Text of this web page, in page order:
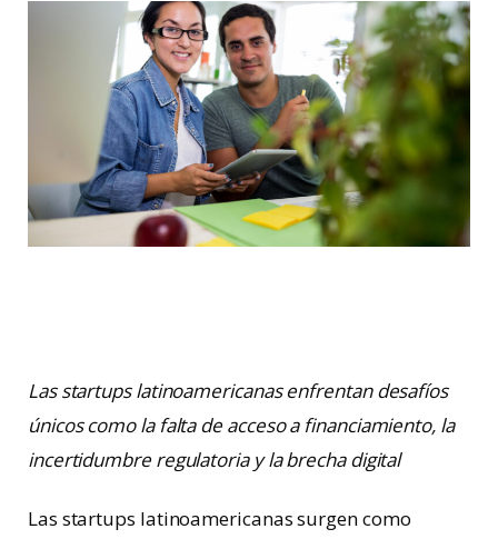
Las startups latinoamericanas enfrentan desafíos
únicos como la falta de acceso a financiamiento, la
incertidumbre regulatoria y la brecha digital
Las startups latinoamericanas surgen como